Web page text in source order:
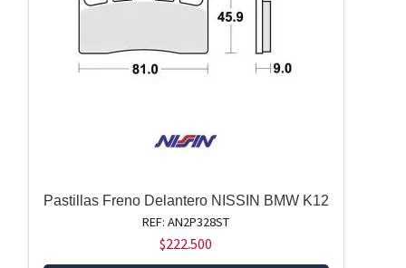
Pastillas Freno Delantero NISSIN BMW K12
REF: AN2P328ST
$222.500